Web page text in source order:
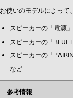
お使いのモデルによって
スピーカーの「電源
スピーカーの「
スピーカーの「
など
参考情報